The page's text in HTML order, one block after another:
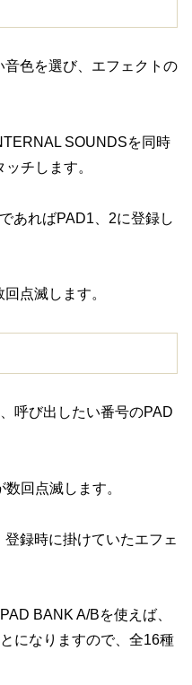
音色を選び、エフェクトの
SOUNDSを同時
チします。
あればPAD1、2に登録し
点滅します。
呼び出したい番号のPAD
回点滅します。
録時に掛けていたエフェ
BANK A/Bを使えば、
になりますので、全16種